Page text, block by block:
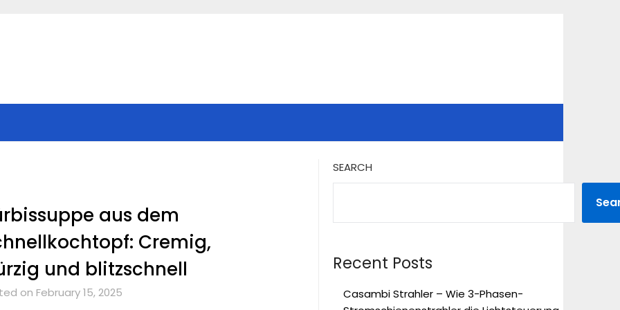
aus dem
Cremig,
und blitzschnell
on February 15, 2025
SEARCH
Recent Posts
Casambi Strahler – Wie 3-Phasen-